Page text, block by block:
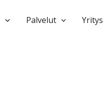
Palvelut Yritys